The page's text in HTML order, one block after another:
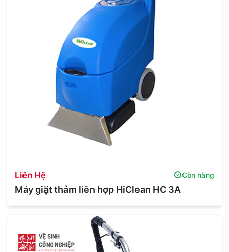
Liên Hệ Còn hàng
Máy giặt thảm liên hợp HiClean HC 3A